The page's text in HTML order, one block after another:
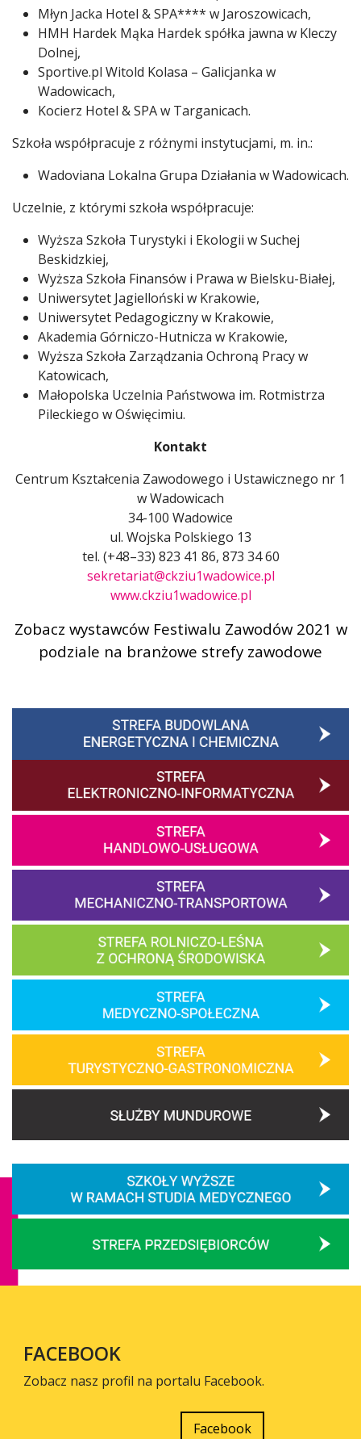
Młyn Jacka Hotel & SPA**** w Jaroszowicach,
HMH Hardek Mąka Hardek spółka jawna w Kleczy
Dolnej,
Sportive.pl Witold Kolasa – Galicjanka w
Wadowicach,
Kocierz Hotel & SPA w Targanicach.
Szkoła współpracuje z różnymi instytucjami, m. in.:
Wadoviana Lokalna Grupa Działania w Wadowicach.
Uczelnie, z którymi szkoła współpracuje:
Wyższa Szkoła Turystyki i Ekologii w Suchej
Beskidzkiej,
Wyższa Szkoła Finansów i Prawa w Bielsku-Białej,
Uniwersytet Jagielloński w Krakowie,
Uniwersytet Pedagogiczny w Krakowie,
Akademia Górniczo-Hutnicza w Krakowie,
Wyższa Szkoła Zarządzania Ochroną Pracy w
Katowicach,
Małopolska Uczelnia Państwowa im. Rotmistrza
Pileckiego w Oświęcimiu.
Kontakt
Centrum Kształcenia Zawodowego i Ustawicznego nr 1
w Wadowicach
34-100 Wadowice
ul. Wojska Polskiego 13
tel. (+48–33) 823 41 86, 873 34 60
sekretariat@ckziu1wadowice.pl
www.ckziu1wadowice.pl
Zobacz wystawców Festiwalu Zawodów 2021 w
podziale na branżowe strefy zawodowe
FACEBOOK
Zobacz nasz profil na portalu Facebook.
Facebook